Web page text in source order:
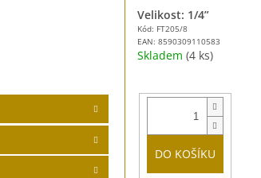
Kód: FT205/8
EAN: 8590309110583
Velikost: 1/4”
Skladem (4 ks)
DO KOŠÍKU